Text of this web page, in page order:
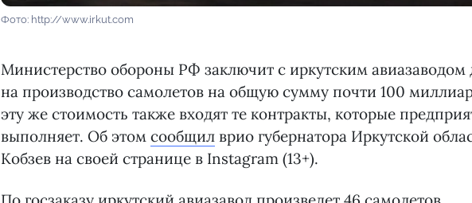
Фото: http://www.irkut.com
Министерство обороны РФ заключит с иркутским авиазаводом
на производство самолетов на общую сумму почти 100
эту же стоимость также входят те контракты, которые
выполняет. Об этом сообщил врио губернатора Иркутской
Кобзев на своей странице в Instagram (13+).